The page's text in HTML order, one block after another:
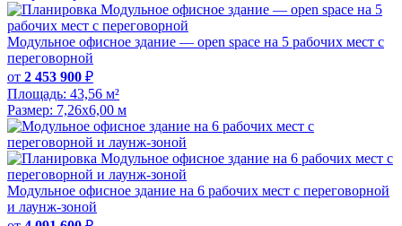
Модульное офисное здание — open space на 5 рабочих мест с
переговорной
от 2 453 900 ₽
Площадь: 43,56 м²
Размер: 7,26х6,00 м
Модульное офисное здание на 6 рабочих мест с переговорной
и лаунж-зоной